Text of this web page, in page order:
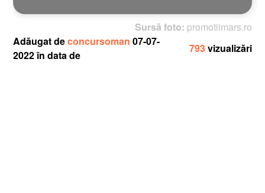
Sursă foto:promotiimars.ro
Adăugat deconcursoman07-07-
2022 în data de
793vizualizări